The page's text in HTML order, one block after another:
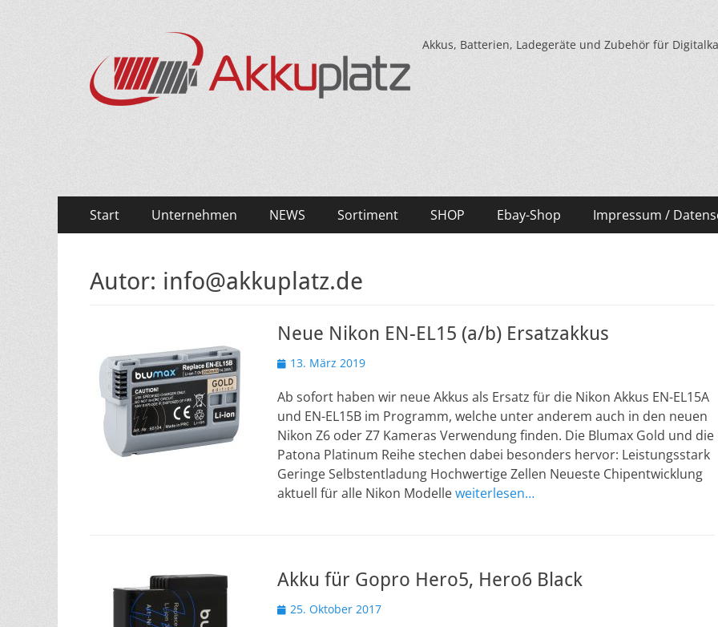
Akkus, Batterien, Ladegeräte und Zubehör für
Primäres
Menü
Inhalt
Start Unternehmen NEWS Sortiment SHOP Ebay-Shop Impressum /
Autor: info@akkuplatz.de
Neue Nikon EN-EL15 (a/b) Ersatzakkus
Veröffentlicht
13. März 2019
Ab sofort haben wir neue Akkus als Ersatz für die Nikon Akkus EN-EL15A
und EN-EL15B im Programm, welche unter anderem auch in den neuen
Nikon Z6 oder Z7 Kameras Verwendung finden. Die Blumax Gold und die
Patona Platinum Reihe stechen dabei besonders hervor: Leistungsstark
Geringe Selbstentladung Hochwertige Zellen Neueste Chipentwicklung
aktuell für alle Nikon Modelleweiterlesen…
Akku für Gopro Hero5, Hero6 Black
Veröffentlicht
25. Oktober 2017